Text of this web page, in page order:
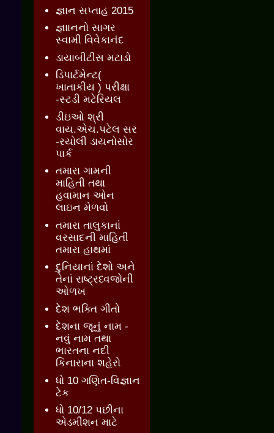
જ્ઞાન સપ્તાહ 2015
જ્ઞાાનનો સાગર
સ્વામી વિવેકાનંદ
ડાયાબીટીસ મટાડો
ડિપાર્ટમેન્ટ(
ખાતાકીય ) પરીક્ષા
-સ્ટડી મટેરિયલ
ડીઇઓ શ્રી
વાય.એચ.પટેલ સર
-રયોલી ડાયનોસોર
પાર્ક
તમારા ગામની
માહિતી તથા
હવામાન ઓન
લાઇન મેળવો
તમારા તાલુકાનાં
વરસાદની માહિતી
તમારા હાથમાં
દુનિયાનાં દેશો અને
તેનાં રાષ્ટ્રધ્વજોની
ઓળખ
દેશ ભક્તિ ગીતો
દેશના જૂનું નામ -
નવું નામ તથા
ભારતના નદી
કિનારાના શહેરો
ધો 10 ગણિત-વિજ્ઞાન
ટેક
ધો 10/12 પછીના
એડમીશન માટે